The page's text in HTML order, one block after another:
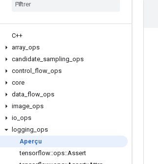
C++
array ops
candidate sampling ops
control
flow ops
core
data flow ops
image ops
io ops
logging ops
Aperçu
tensorflow::ops::Assert